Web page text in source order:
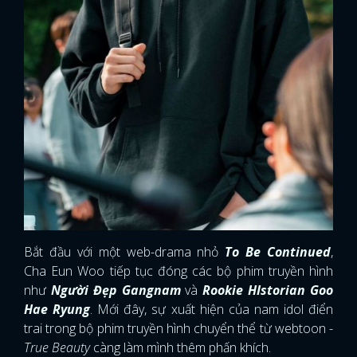
Bắt đầu với một web-drama nhỏ To Be Continued,
Cha Eun Woo tiếp tục đóng các bộ phim truyền hình
như Người Đẹp Gangnam vàRookie HIstorian Goo
Hae Ryung. Mới đây, sự xuất hiện của nam idol điển
trai trong bộ phim truyền hình chuyển thể từ webtoon -
True Beautycàng làm mình thêm phấn khích.